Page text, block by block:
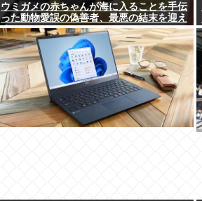
ウミガメの赤ちゃんが海に入ることを手伝
った動物愛誤の偽善者、最悪の結末を迎え
る